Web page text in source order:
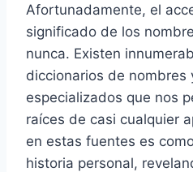
Afortunadamente, el
significado de los
nunca. Existen
diccionarios de nombres
especializados que nos
raíces de casi cualquier
en estas fuentes es
historia personal,